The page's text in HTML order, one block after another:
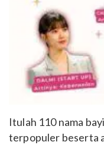
Itulah 110 nama
terpopuler beserta